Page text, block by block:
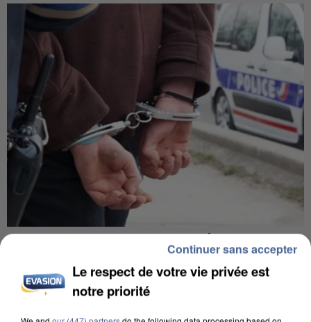
L’UN DES FONDATEURS SUPPOSÉS DE LA DZ
MAFIA INTERPELLÉ EN ALGÉRIE
Le respect de votre vie privée est
notre priorité
Continuer sans accepter